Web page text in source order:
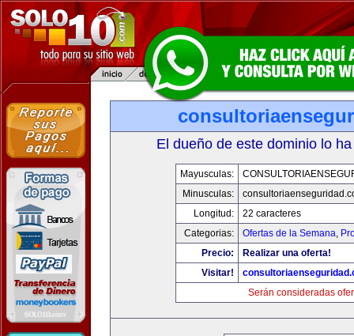
El dueño de este dominio lo
Mayusculas:
Minusculas:
Longitud:
22 caracteres
Categorias:
Ofertas de la Semana,
Precio:
Realizar una oferta!
Visitar!
Serán consideradas